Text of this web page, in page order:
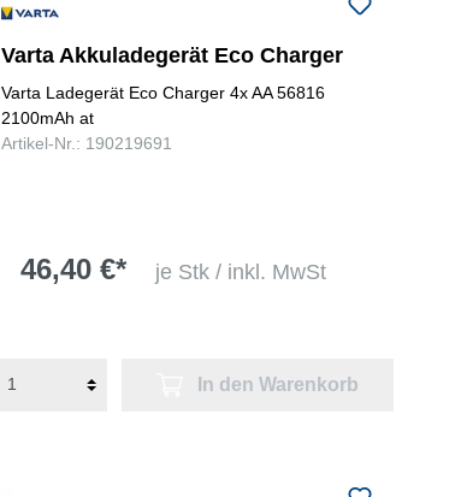
Varta Akkuladegerät Eco Charger
Varta Ladegerät Eco Charger 4x AA 56816
2100mAh at
Artikel-Nr.: 190219691
46,40 €* je Stk / inkl. MwSt
In den Warenkorb